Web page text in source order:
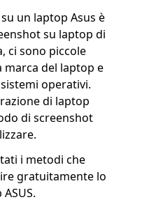
un laptop Asus è
su laptop di
ci sono piccole
marca del laptop e
operativi.
di laptop
di screenshot
i metodi che
gratuitamente lo